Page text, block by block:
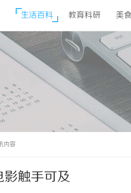
生活百科 教育科研 美
内容
影触手可及